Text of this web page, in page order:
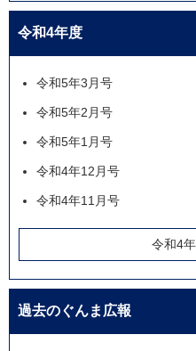
令和4年度
令和5年3月号
令和5年2月号
令和5年1月号
令和4年12月号
令和4年11月号
令和4
過去のぐんま広報